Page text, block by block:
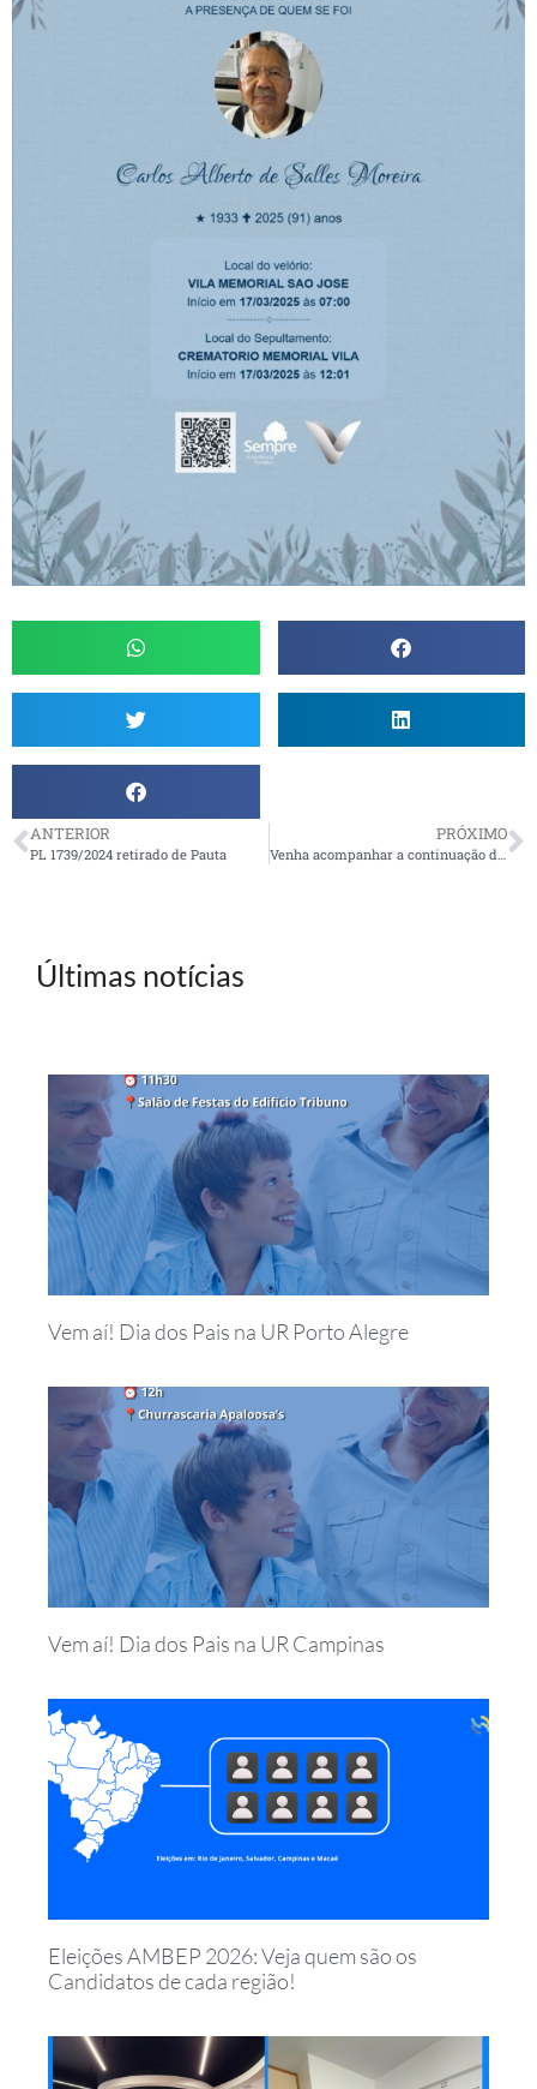
ANTERIOR
PL 1739/2024 retirado de Pauta
PRÓXIMO
Últimas notícias
Vem aí! Dia dos Pais na UR Porto Alegre
Vem aí! Dia dos Pais na UR Campinas
Eleições AMBEP 2026: Veja quem são os
Candidatos de cada região!